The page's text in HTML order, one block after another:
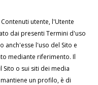
utente, l'Utente
dai presenti Termini d'uso
anch'esse l'uso del Sito e
mediante riferimento. Il
o sui siti dei media
un profilo, è di